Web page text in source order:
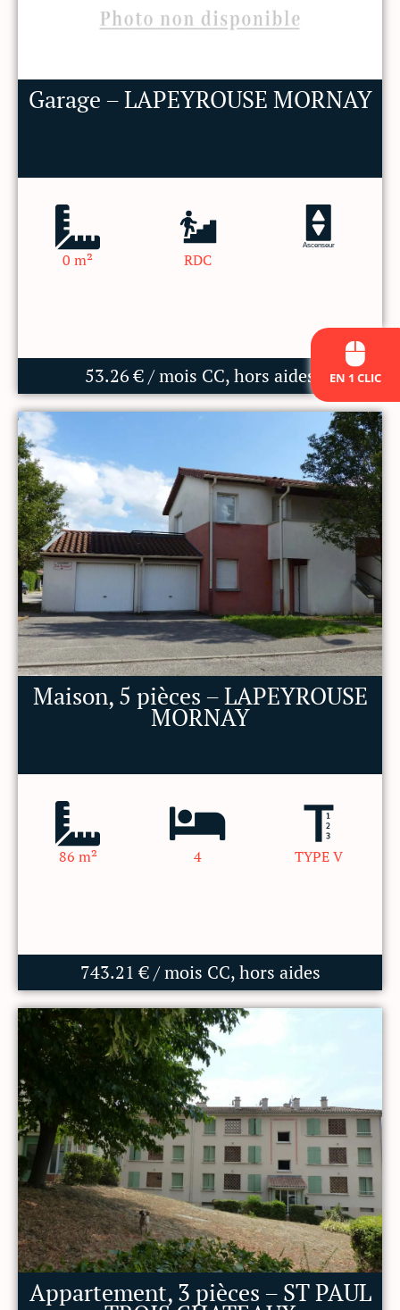
EN 1 CLIC
Garage – LAPEYROUSE MORNAY
0 m² RDC
Ascenseur
53.26 € / mois CC, hors aides
Maison, 5 pièces – LAPEYROUSE
MORNAY
86 m² 4 TYPE V
743.21 € / mois CC, hors aides
Appartement, 3 pièces – ST PAUL